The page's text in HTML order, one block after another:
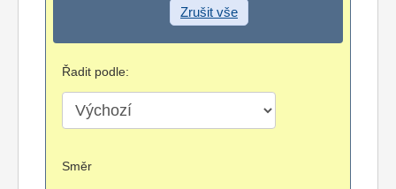
Zrušit vše
Řadit podle:
Směr